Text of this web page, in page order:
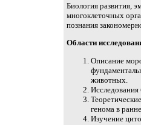
Биология развития,
многоклеточных
познания
Области
Описание
животных.
Исследования
генома в
Изучение